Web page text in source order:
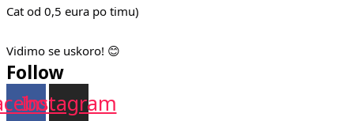
Cat od 0,5 eura po timu)
Vidimo se uskoro! 😊
Follow
Instagram